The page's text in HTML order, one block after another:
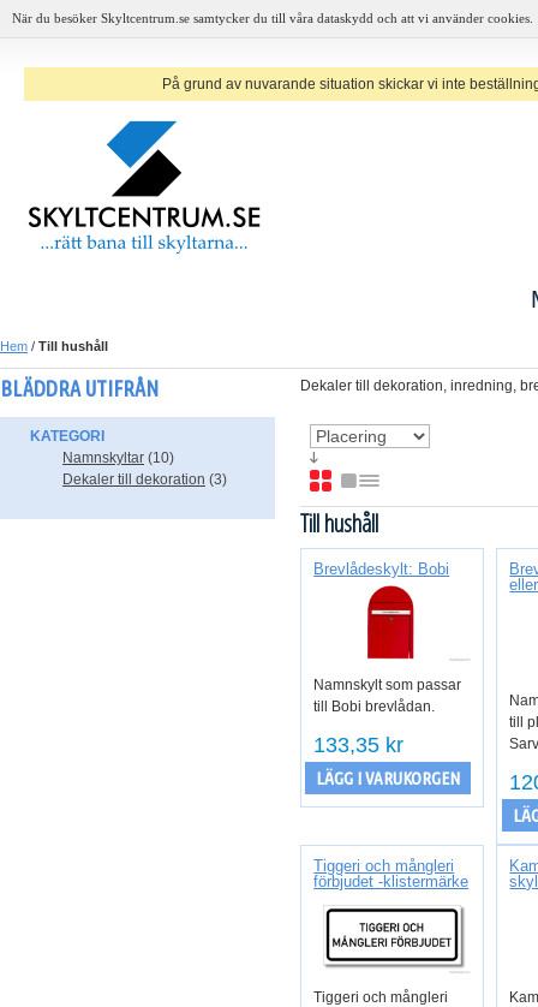
När du besöker Skyltcentrum.se samtycker du till våra dataskydd och att vi använder cookies.
På grund av nuvarande situation skickar vi inte
Hem / Till hushåll
BLÄDDRA UTIFRÅN
KATEGORI
Namnskyltar (10)
Dekaler till dekoration (3)
Dekaler till dekoration, inredning,
Till hushåll
Brevlådeskylt: Bobi
Namnskylt som passar
till Bobi brevlådan.
133,35 kr
LÄGG I VARUKORGEN
till
Tiggeri och mångleri
förbjudet -klistermärke
Tiggeri och mångleri